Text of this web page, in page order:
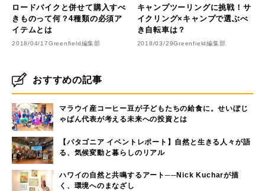
ロードバイクと併せて購入すべ
きものって何？4種類の必須ア
イテムとは
2018/04/17Greenfield編集部
キャンプツーリングに挑戦！サ
イクリング×キャンプで選ぶべ
き自転車は？
2018/03/29Greenfield編集部
おすすめの記事
マラウイ産コーヒー豆が子どもたちの給食に。せいぼじ
ゃぱん代表が考える未来への投資とは
【パタゴニア イベントレポート】自然と生きる人々が語
る、気候変動と暮らしのリアル
ハワイの自然と共鳴するアート──Nick Kucharが描
く、環境へのまなざし